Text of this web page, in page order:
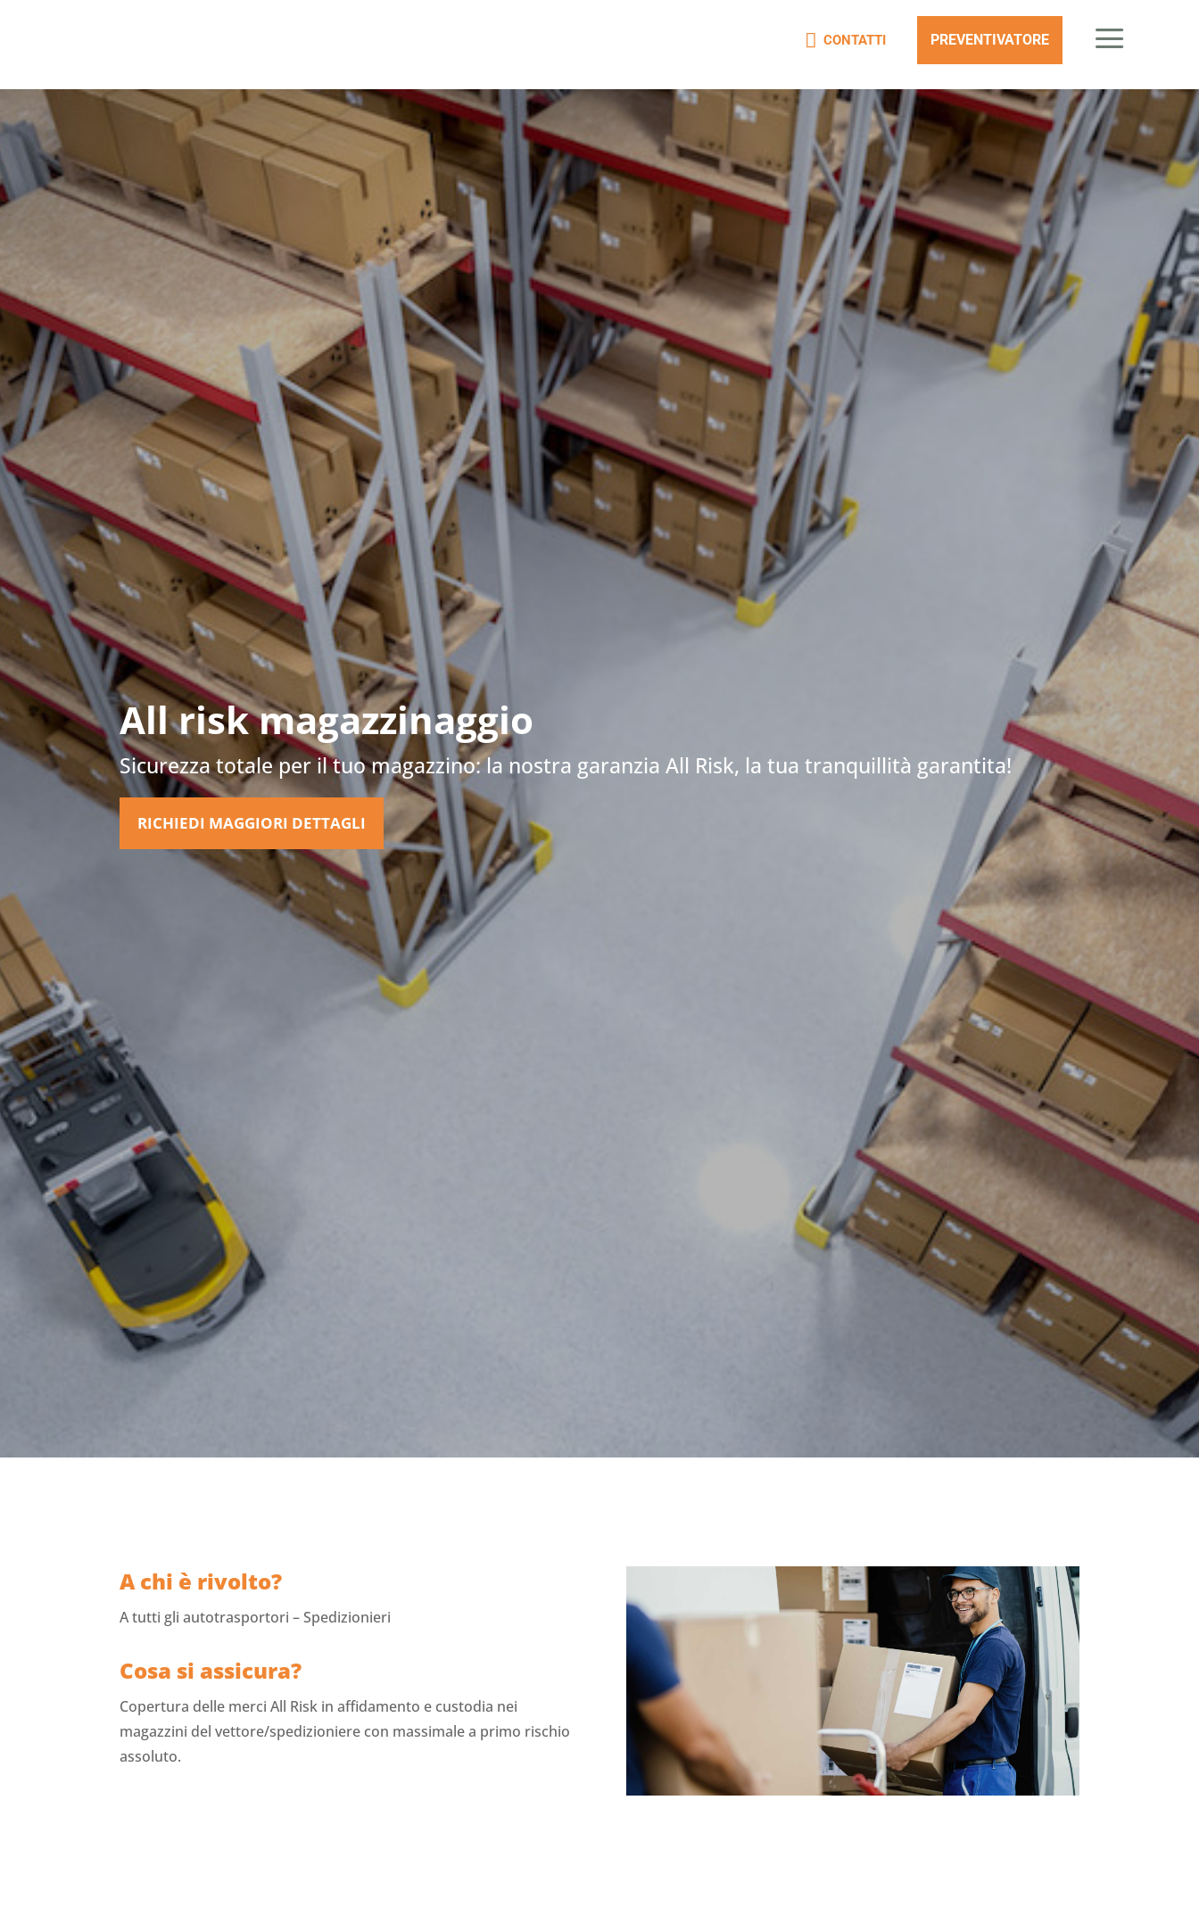
 CONTATTI PREVENTIVATORE a
All risk magazzinaggio
Sicurezza totale per il tuo magazzino: la nostra garanzia All Risk, la tua tranquillità garantita!
RICHIEDI MAGGIORI DETTAGLI
A chi è rivolto?
A tutti gli autotrasportori – Spedizionieri
Cosa si assicura?
Copertura delle merci All Risk in affidamento e custodia nei
magazzini del vettore/spedizioniere con massimale a primo rischio
assoluto.